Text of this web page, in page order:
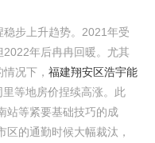
步上升趋势。2021年受
年后冉冉回暖。尤其
况下， 福建翔安区浩宇能
等地房价捏续高涨。此
站等紧要基础技巧的成
区的通勤时候大幅裁汰，